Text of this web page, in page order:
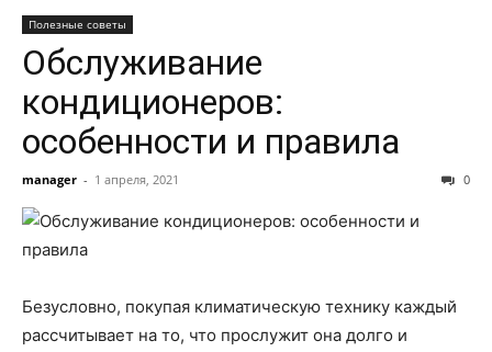
Полезные советы
Обслуживание
кондиционеров:
особенности и правила
manager - 1 апреля, 2021 0
Безусловно, покупая климатическую технику каждый
рассчитывает на то, что прослужит она долго и